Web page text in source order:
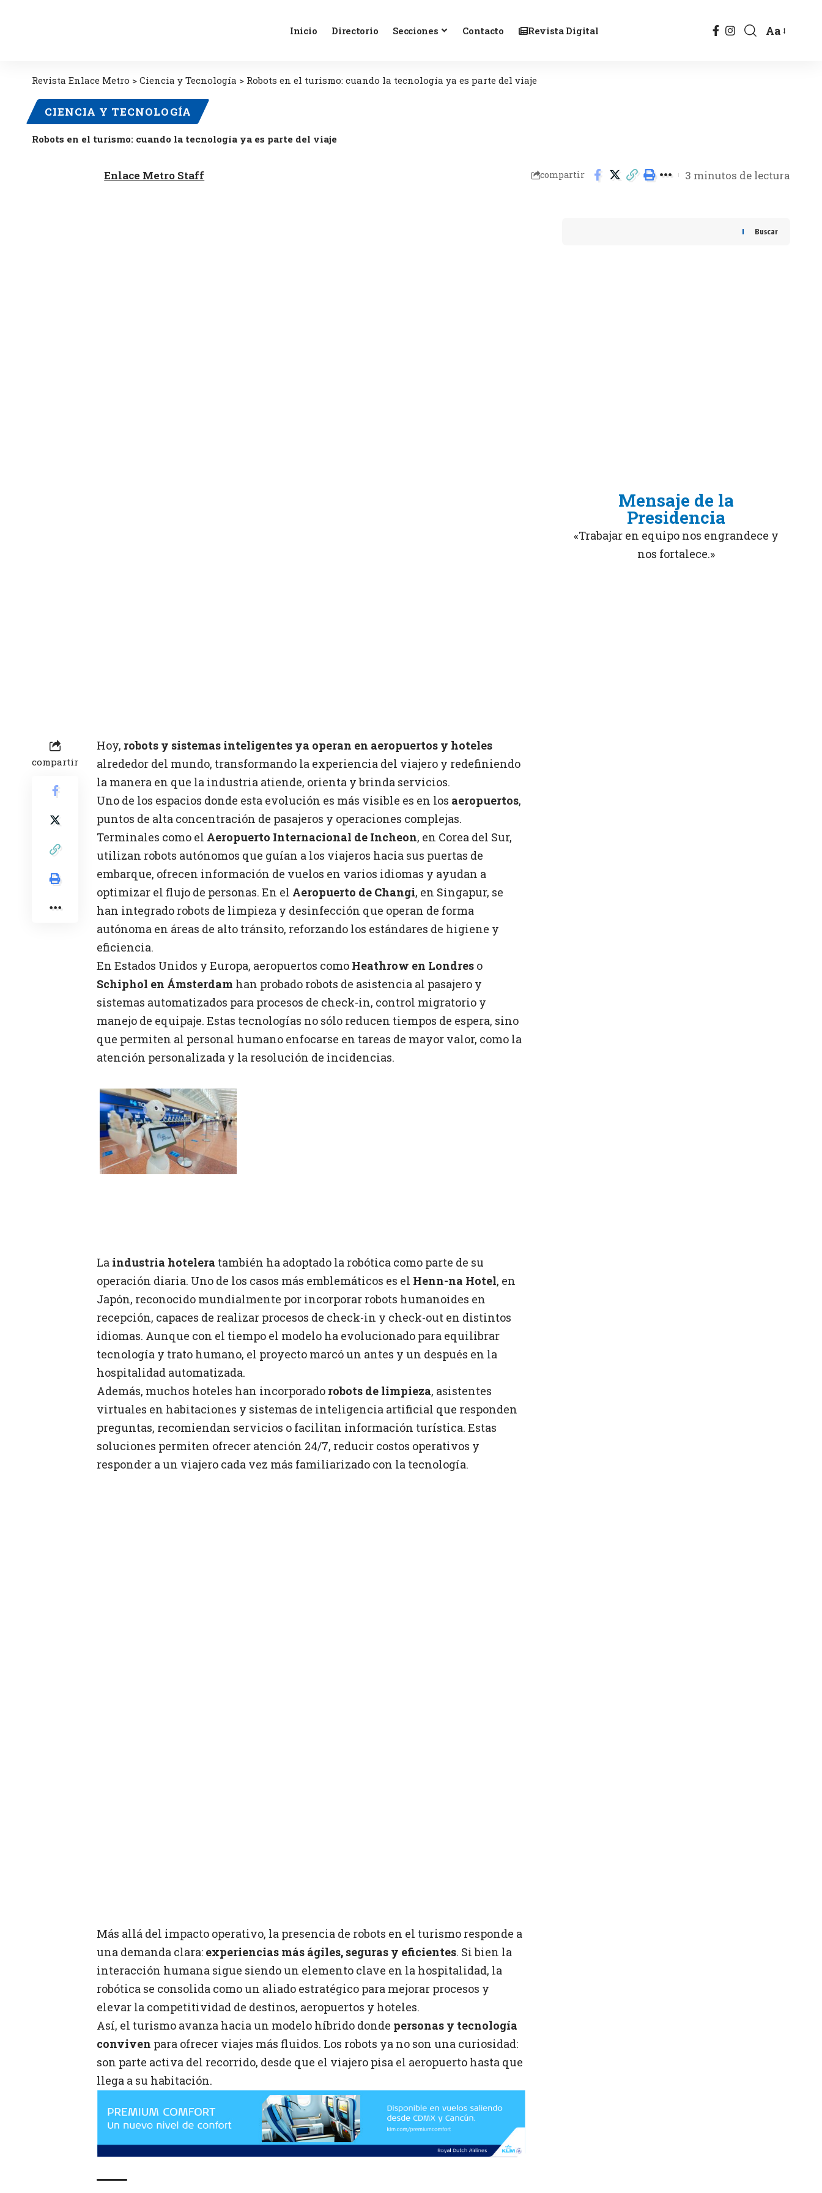
Inicio Directorio Secciones Contacto Revista Digital Aa
Revista Enlace Metro > Ciencia y Tecnología > Robots en el turismo: cuando la tecnología ya es parte del viaje
CIENCIA Y TECNOLOGÍA
Robots en el turismo: cuando la tecnología ya es parte del viaje
Enlace Metro Staff compartir 3 minutos de lectura
compartir
Hoy, robots y sistemas inteligentes ya operan en aeropuertos y hoteles
alrededor del mundo, transformando la experiencia del viajero y redefiniendo
la manera en que la industria atiende, orienta y brinda servicios.
Uno de los espacios donde esta evolución es más visible es en los aeropuertos,
puntos de alta concentración de pasajeros y operaciones complejas.
Terminales como el Aeropuerto Internacional de Incheon, en Corea del Sur,
utilizan robots autónomos que guían a los viajeros hacia sus puertas de
embarque, ofrecen información de vuelos en varios idiomas y ayudan a
optimizar el flujo de personas. En el Aeropuerto de Changi, en Singapur, se
han integrado robots de limpieza y desinfección que operan de forma
autónoma en áreas de alto tránsito, reforzando los estándares de higiene y
eficiencia.
En Estados Unidos y Europa, aeropuertos como Heathrow en Londres o
Schiphol en Ámsterdam han probado robots de asistencia al pasajero y
sistemas automatizados para procesos de check-in, control migratorio y
manejo de equipaje. Estas tecnologías no sólo reducen tiempos de espera, sino
que permiten al personal humano enfocarse en tareas de mayor valor, como la
atención personalizada y la resolución de incidencias.
La industria hotelera también ha adoptado la robótica como parte de su
operación diaria. Uno de los casos más emblemáticos es el Henn-na Hotel, en
Japón, reconocido mundialmente por incorporar robots humanoides en
recepción, capaces de realizar procesos de check-in y check-out en distintos
idiomas. Aunque con el tiempo el modelo ha evolucionado para equilibrar
tecnología y trato humano, el proyecto marcó un antes y un después en la
hospitalidad automatizada.
Además, muchos hoteles han incorporado robots de limpieza, asistentes
virtuales en habitaciones y sistemas de inteligencia artificial que responden
preguntas, recomiendan servicios o facilitan información turística. Estas
soluciones permiten ofrecer atención 24/7, reducir costos operativos y
responder a un viajero cada vez más familiarizado con la tecnología.
Más allá del impacto operativo, la presencia de robots en el turismo responde a
una demanda clara: experiencias más ágiles, seguras y eficientes. Si bien la
interacción humana sigue siendo un elemento clave en la hospitalidad, la
robótica se consolida como un aliado estratégico para mejorar procesos y
elevar la competitividad de destinos, aeropuertos y hoteles.
Así, el turismo avanza hacia un modelo híbrido donde personas y tecnología
conviven para ofrecer viajes más fluidos. Los robots ya no son una curiosidad:
son parte activa del recorrido, desde que el viajero pisa el aeropuerto hasta que
llega a su habitación.
Buscar
Mensaje de la
Presidencia
«Trabajar en equipo nos engrandece y
nos fortalece.»